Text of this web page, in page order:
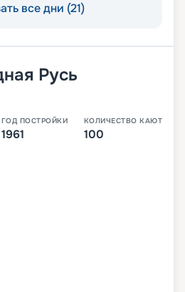
все дни (21)
Русь
ГОД ПОСТРОЙКИ
1961
КОЛИЧЕСТВО КАЮТ
100